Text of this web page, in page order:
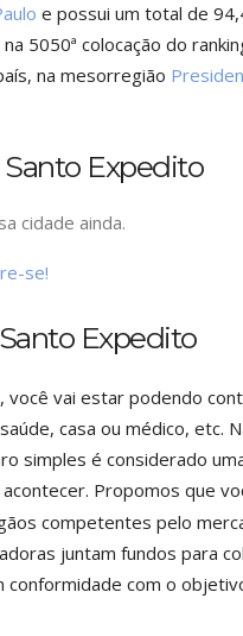
e possui um total de
5050ª colocação do
na mesorregião
Expedito
cidade ainda.
se!
Expedito
você vai estar podendo
casa ou médico, etc.
simples é considerado
Propomos que
competentes pelo
juntam fundos para
com o